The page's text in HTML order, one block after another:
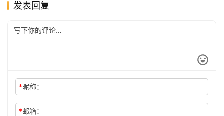
司
发表回复
*昵称：
*邮箱：